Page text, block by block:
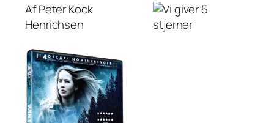
Af Peter Kock
Henrichsen